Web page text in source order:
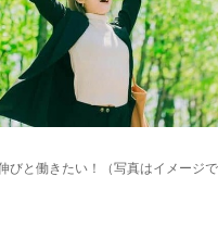
びと働きたい！（写真はイメージで